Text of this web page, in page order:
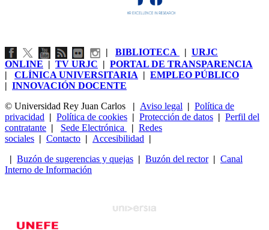
| BIBLIOTECA | URJC
ONLINE | TV URJC | PORTAL DE TRANSPARENCIA
| CLÍNICA UNIVERSITARIA | EMPLEO PÚBLICO
| INNOVACIÓN DOCENTE
© Universidad Rey Juan Carlos
| Aviso legal | Política de
privacidad | Política de cookies | Protección de datos | Perfil del
contratante | Sede Electrónica | Redes
sociales | Contacto | Accesibilidad |
| Buzón de sugerencias y quejas | Buzón del rector| Canal
Interno de Información